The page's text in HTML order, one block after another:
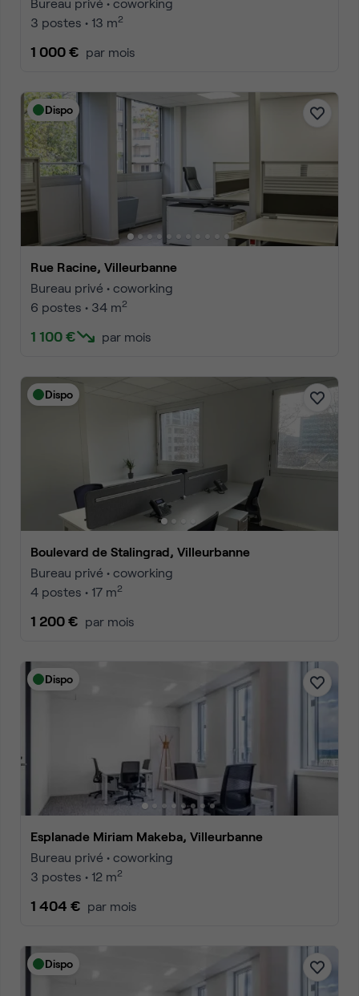
3 postes • 13 m2
1 000 € par mois
Dispo
Rue Racine, Villeurbanne
Bureau privé • coworking
6 postes • 34 m2
1 100 € par mois
Dispo
Boulevard de Stalingrad, Villeurbanne
Bureau privé • coworking
4 postes • 17 m2
1 200 € par mois
Dispo
Esplanade Miriam Makeba, Villeurbanne
Bureau privé • coworking
3 postes • 12 m2
1 404 € par mois
Dispo